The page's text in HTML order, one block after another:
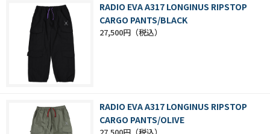
RADIO EVA A317 LONGINUS RIPSTOP
CARGO PANTS/BLACK
27,500円
RADIO EVA A317 LONGINUS RIPSTOP
CARGO PANTS/OLIVE